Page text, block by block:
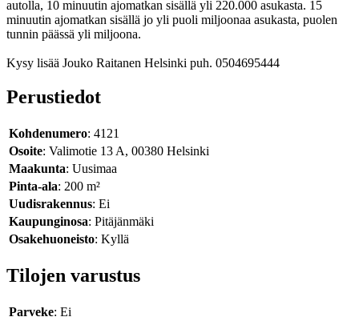
autolla, 10 minuutin ajomatkan sisällä yli 220.000 asukasta. 15
minuutin ajomatkan sisällä jo yli puoli miljoonaa asukasta, puolen
tunnin päässä yli miljoona.
Kysy lisää Jouko Raitanen Helsinki puh. 0504695444
Perustiedot
Kohdenumero: 4121
Osoite: Valimotie 13 A, 00380 Helsinki
Maakunta: Uusimaa
Pinta-ala: 200 m²
Uudisrakennus: Ei
Kaupunginosa: Pitäjänmäki
Osakehuoneisto: Kyllä
Tilojen varustus
Parveke: Ei